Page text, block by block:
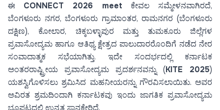
ಈ CONNECT 2026 meet ಕೇವಲ ಸಮ್ಮೇಳನವಾಗಿರದೆ,
ಬೆಂಗಳೂರು ನಗರ, ಬೆಂಗಳೂರು ಗ್ರಾಮಾಂತರ, ರಾಮನಗರ (ಬೆಂಗಳೂರು
ದಕ್ಷಿಣ), ಕೋಲಾರ, ಚಿಕ್ಕಬಳ್ಳಾಪುರ ಮತ್ತು ತುಮಕೂರು ಜಿಲ್ಲೆಗಳ
ಪ್ರವಾಸೋದ್ಯಮ ಹಾಗೂ ಆತಿಥ್ಯ ಕ್ಷೇತ್ರದ ಪಾಲುದಾರರೊಂದಿಗೆ ನಡೆದ ನೇರ
ಸಂವಾದಾತ್ಮಕ ಸಭೆಯಾಗಿತ್ತು. ಇದೇ ಸಂದರ್ಭದಲ್ಲಿ ಕರ್ನಾಟಕ
ಅಂತರರಾಷ್ಟ್ರೀಯ ಪ್ರವಾಸೋದ್ಯಮ ಪ್ರದರ್ಶನವನ್ನು (KITE 2025)
ಯಶಸ್ವಿಗೊಳಿಸಲು ಶ್ರಮಿಸಿದ ಮಹನೀಯರನ್ನು ಗೌರವಿಸಲಾಯಿತು. ಅವರ
ಅವಿರತ ಶ್ರಮದಿಂದಾಗಿ ಕರ್ನಾಟಕವು ಇಂದು ಜಾಗತಿಕ ಪ್ರವಾಸೋದ್ಯಮ
ಭೂಪಟದಲ್ಲಿ ಉನ್ನತ ಸ್ಥಾನಕ್ಕೇರಿದೆ.